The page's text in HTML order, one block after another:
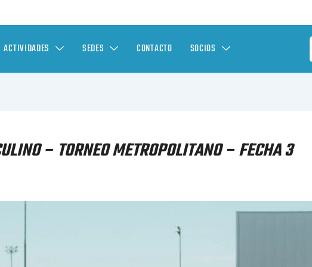
ACTIVIDADES SEDES CONTACTO SOCIOS
– TORNEO METROPOLITANO – FECHA 3